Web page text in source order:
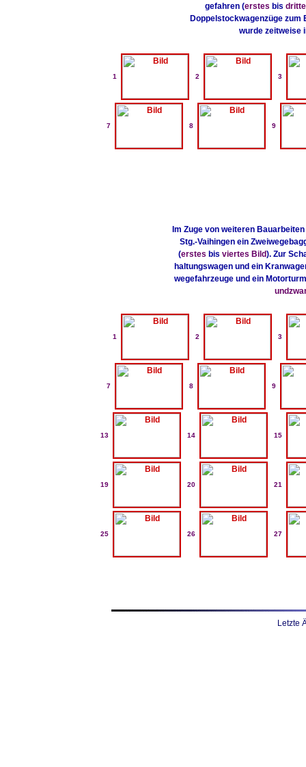
gefahren (erstes bis
Doppelstockwagenzüge zum
wurde zeitweise
1 2 3
7 8 9
Im Zuge von weiteren
Stg.-Vaihingen ein
(erstes bisviertes Bild). Zur
haltungswagen und ein
wegefahrzeuge und ein
1 2 3
7 8 9
13 14 15
19 20 21
25 26 27
Letzte